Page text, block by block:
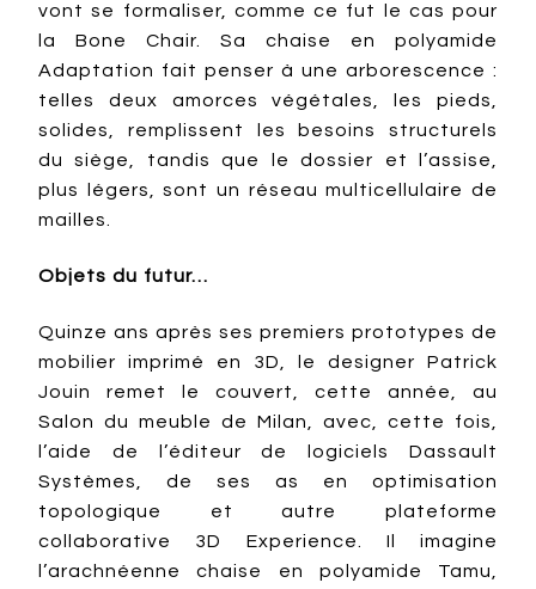
vont se formaliser, comme ce fut le cas pour
la Bone Chair. Sa chaise en polyamide
Adaptation fait penser à une arborescence :
telles deux amorces végétales, les pieds,
solides, remplissent les besoins structurels
du siège, tandis que le dossier et l’assise,
plus légers, sont un réseau multicellulaire de
mailles.
Objets du futur…
Quinze ans après ses premiers prototypes de
mobilier imprimé en 3D, le designer Patrick
Jouin remet le couvert, cette année, au
Salon du meuble de Milan, avec, cette fois,
l’aide de l’éditeur de logiciels Dassault
Systèmes, de ses as en optimisation
topologique et autre plateforme
collaborative 3D Experience. Il imagine
l’arachnéenne chaise en polyamide Tamu,